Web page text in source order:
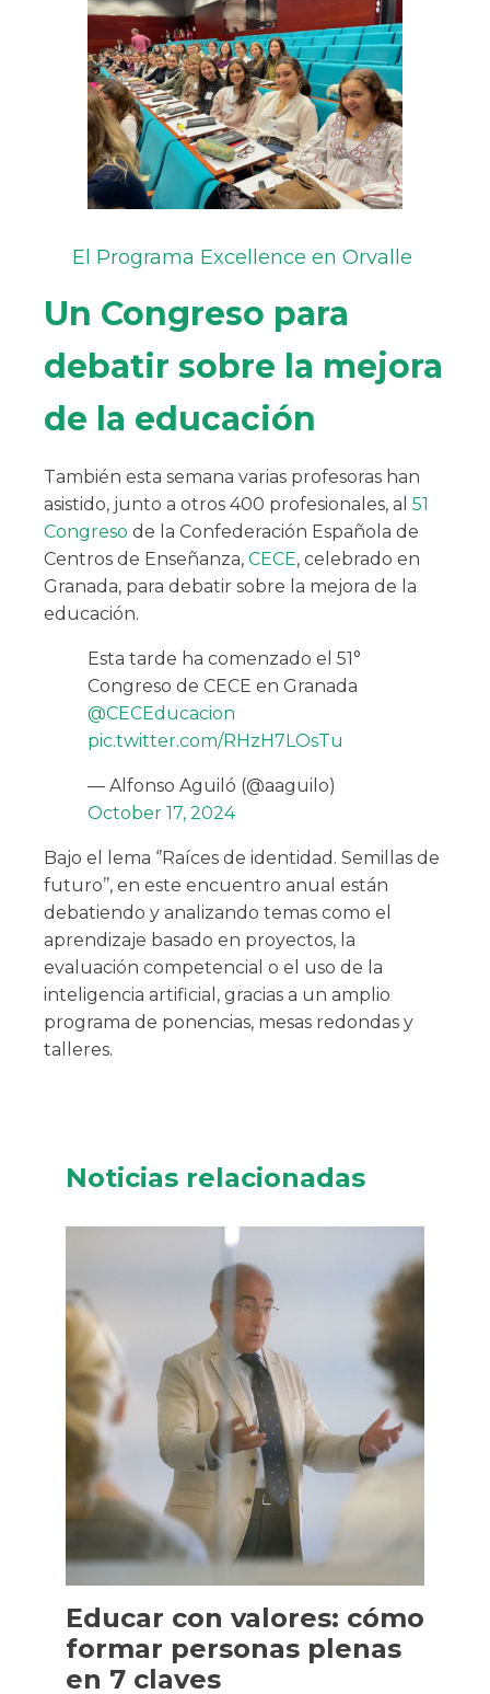
El Programa Excellence en Orvalle
Un Congreso para
debatir sobre la mejora
de la educación
También esta semana varias profesoras han
asistido, junto a otros 400 profesionales, al 51
Congreso de la Confederación Española de
Centros de Enseñanza, CECE, celebrado en
Granada, para debatir sobre la mejora de la
educación.
Esta tarde ha comenzado el 51°
Congreso de CECE en Granada
@CECEducacion
pic.twitter.com/RHzH7LOsTu
— Alfonso Aguiló (@aaguilo)
October 17, 2024
Bajo el lema ‘’Raíces de identidad. Semillas de
futuro’’, en este encuentro anual están
debatiendo y analizando temas como el
aprendizaje basado en proyectos, la
evaluación competencial o el uso de la
inteligencia artificial, gracias a un amplio
programa de ponencias, mesas redondas y
talleres.
Noticias relacionadas
Educar con valores: cómo
formar personas plenas
en 7 claves